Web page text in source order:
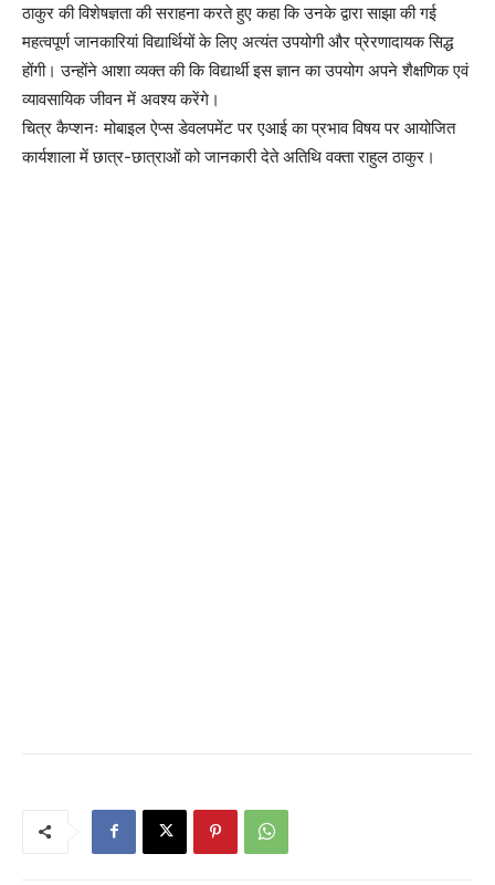
ठाकुर की विशेषज्ञता की सराहना करते हुए कहा कि उनके द्वारा साझा की गई
महत्वपूर्ण जानकारियां विद्यार्थियों के लिए अत्यंत उपयोगी और प्रेरणादायक सिद्ध
होंगी। उन्होंने आशा व्यक्त की कि विद्यार्थी इस ज्ञान का उपयोग अपने शैक्षणिक एवं
व्यावसायिक जीवन में अवश्य करेंगे।
चित्र कैप्शनः मोबाइल ऐप्स डेवलपमेंट पर एआई का प्रभाव विषय पर आयोजित
कार्यशाला में छात्र-छात्राओं को जानकारी देते अतिथि वक्ता राहुल ठाकुर।